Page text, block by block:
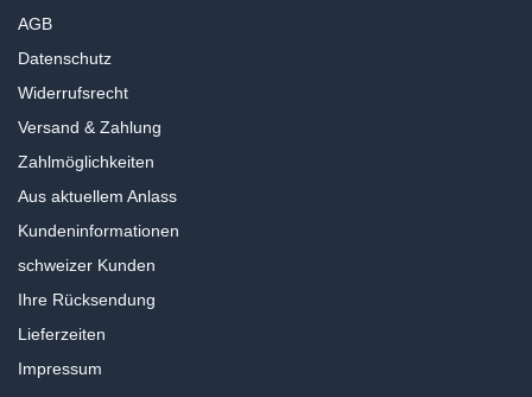
AGB
Datenschutz
Widerrufsrecht
Versand & Zahlung
Zahlmöglichkeiten
Aus aktuellem Anlass
Kundeninformationen
schweizer Kunden
Ihre Rücksendung
Lieferzeiten
Impressum